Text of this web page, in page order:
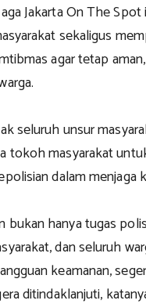
Jakarta On The
sekaligus
agar tetap
seluruh unsur
tokoh masyarakat
dalam menjaga
bukan hanya tugas
dan seluruh
keamanan,
ditindaklanjuti,